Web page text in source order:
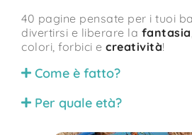
40 pagine pensate per i tuoi
divertirsi e liberare la fantasia
colori, forbici e creatività!
Come è fatto?
Per quale età?